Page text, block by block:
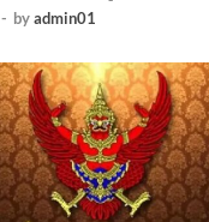
- byadmin01